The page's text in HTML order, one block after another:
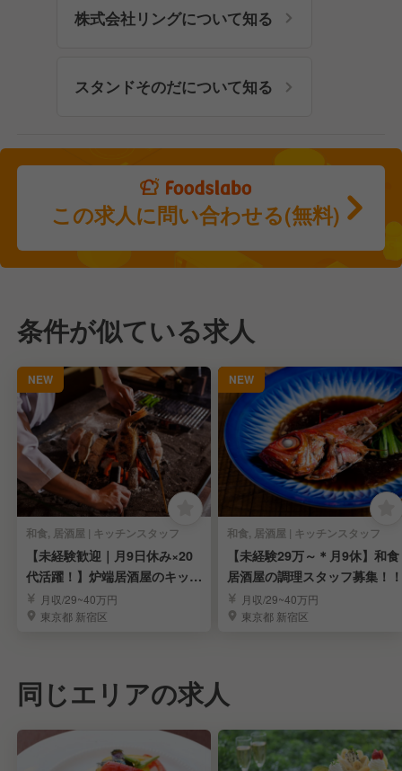
株式会社リングについて知る
スタンドそのだについて知る
この求人に問い合わせる(無料)
条件が似ている求人
NEW
和食, 居酒屋 | キッチンスタッフ
【未経験歓迎｜月9日休み×20
代活躍！】炉端居酒屋のキッチ
ンスタッフ募集
月収/29~40万円
東京都 新宿区
NEW
和食, 居酒屋 | キッチンスタッフ
【未経験29万～＊月9休】和食
居酒屋の調理スタッフ募集！！
月収/29~40万円
東京都 新宿区
同じエリアの求人